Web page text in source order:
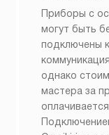
Приборы с
могут быть
подключены
однако
мастера за